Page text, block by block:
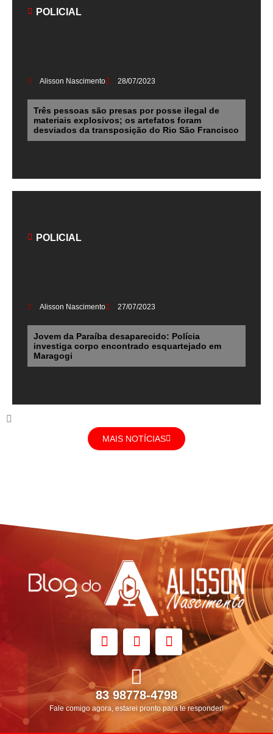
POLICIAL
Alisson Nascimento 28/07/2023
Três pessoas são presas por posse ilegal de
materiais explosivos; os artefatos foram
desviados da transposição do Rio São Francisco
POLICIAL
Alisson Nascimento 27/07/2023
Jovem da Paraíba desaparecido: Polícia
investiga corpo encontrado esquartejado em
Maragogi
MAIS NOTÍCIAS
83 98778-4798
Fale comigo agora, estarei pronto para te responder!